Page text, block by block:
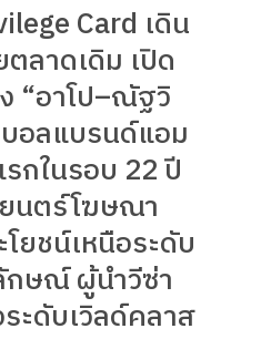
Card เดิน
ตลาดเดิม เปิด
“อาโป–ณัฐวิ
อลแบรนด์แอม
กในรอบ 22 ปี
นตร์โฆษณา
ยชน์เหนือระดับ
ษณ์ ผู้นำวีซ่า
ะดับเวิลด์คลาส